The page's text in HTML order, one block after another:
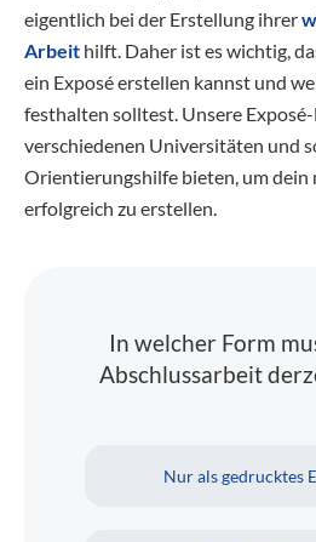
eigentlich bei der Erstellung ihrer
Arbeit hilft. Daher ist es wichtig,
ein Exposé erstellen kannst und
festhalten solltest. Unsere
verschiedenen Universitäten und
Orientierungshilfe bieten, um dein
erfolgreich zu erstellen.
In welcher Form
Abschlussarbeit
Nur als gedrucktes